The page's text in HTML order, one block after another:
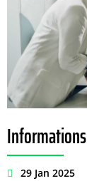
Informations
29 Jan 2025